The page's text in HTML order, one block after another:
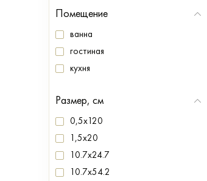
Помещение
ванна
гостиная
кухня
Размер, см
0,5x120
1,5x20
10.7x24.7
10.7x54.2